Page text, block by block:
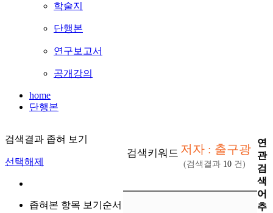
학술지
단행본
연구보고서
공개강의
home
단행본
검색결과 좁혀 보기
선택해제
좁혀본 항목 보기순서
검색키워드 저자 : 출구광
(검색결과 10 건)
연
관
검
색
어
추